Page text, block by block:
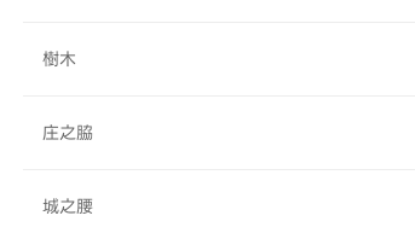
樹木
庄之脇
城之腰